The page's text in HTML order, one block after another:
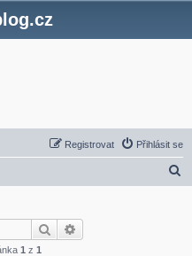
Přihlásit se
Registrovat
Hledat
1 z 1